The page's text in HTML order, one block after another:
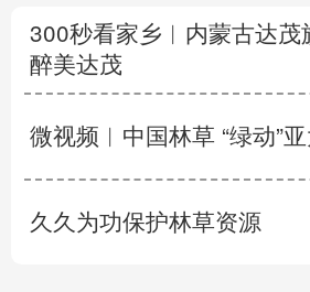
300秒看家乡︱内蒙古达茂
醉美达茂
微视频︱中国林草 “绿动”
久久为功保护林草资源